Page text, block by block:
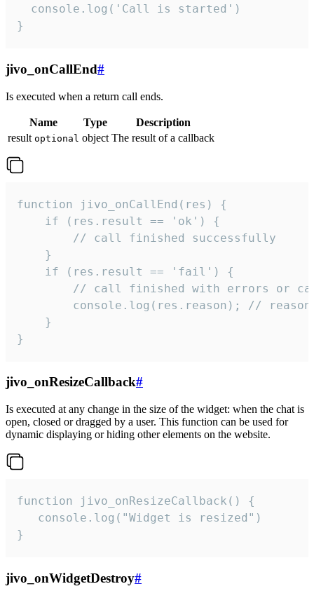
  console.log('Call is started')
}
jivo_onCallEnd#
Is executed when a return call ends.
Name Type
Description
result optional object The result of a callback
function jivo_onCallEnd(res) {
    if (res.result == 'ok') {
        // call finished successfully
    }
    if (res.result == 'fail') {
// call finished with errors or
console.log(res.reason); //
    }
}
jivo_onResizeCallback#
Is executed at any change in the size of the widget: when the chat is
open, closed or dragged by a user. This function can be used for
dynamic displaying or hiding other elements on the website.
function jivo_onResizeCallback() {
   console.log("Widget is resized")
}
jivo_onWidgetDestroy#